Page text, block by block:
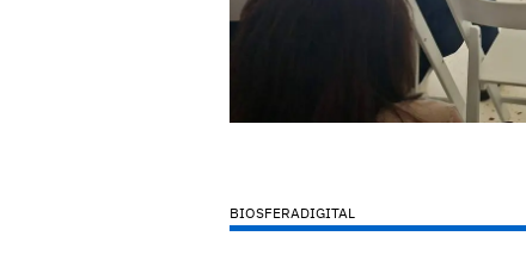
BIOSFERADIGITAL